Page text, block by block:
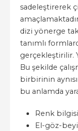
sadeleştirerek
dizi yönerge
tanımlı
gerçekleştirilir.
Bu şekilde
birbirinin
bu anlamda
Renk
El-göz-